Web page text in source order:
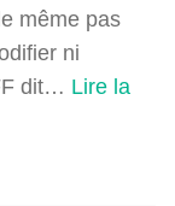
même pas
ni
dit… Lire la